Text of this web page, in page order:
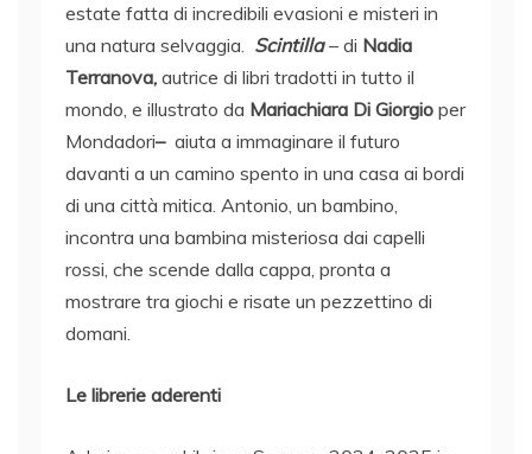
estate fatta di incredibili evasioni e misteri in
una natura selvaggia. Scintilla– di Nadia
Terranova, autrice di libri tradotti in tutto il
mondo, e illustrato da Mariachiara Di Giorgio per
Mondadori– aiuta a immaginare il futuro
davanti a un camino spento in una casa ai bordi
di una città mitica. Antonio, un bambino,
incontra una bambina misteriosa dai capelli
rossi, che scende dalla cappa, pronta a
mostrare tra giochi e risate un pezzettino di
domani.
Le librerie aderenti